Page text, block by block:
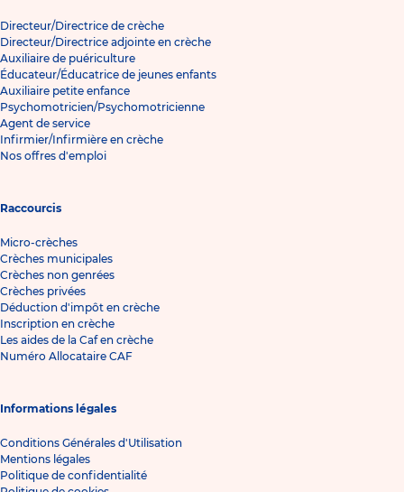
Directeur/Directrice de crèche
Directeur/Directrice adjointe en crèche
Auxiliaire de puériculture
Éducateur/Éducatrice de jeunes enfants
Auxiliaire petite enfance
Psychomotricien/Psychomotricienne
Agent de service
Infirmier/Infirmière en crèche
Nos offres d'emploi
Raccourcis
Micro-crèches
Crèches municipales
Crèches non genrées
Crèches privées
Déduction d'impôt en crèche
Inscription en crèche
Les aides de la Caf en crèche
Numéro Allocataire CAF
Informations légales
Conditions Générales d'Utilisation
Mentions légales
Politique de confidentialité